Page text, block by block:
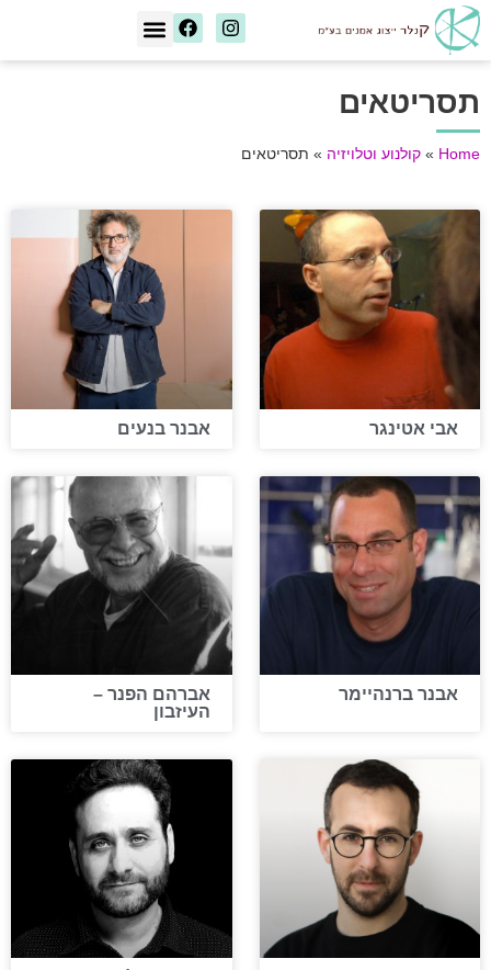
תסריטאים
Home
» קולנוע וטלויזיה » תסריטאים
אבי אטינגר אבנר בנעים
אבנר ברנהיימר
אברהם הפנר –
העיזבון